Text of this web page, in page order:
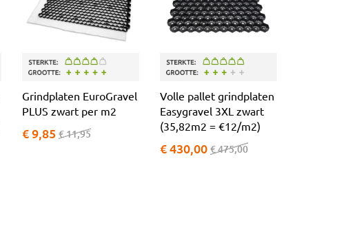
Grindplaten EuroGravel
PLUS zwart per m2
€ 9,85 € 11,95
Volle pallet grindplaten
Easygravel 3XL zwart
(35,82m2 = €12/m2)
€ 430,00 € 475,00